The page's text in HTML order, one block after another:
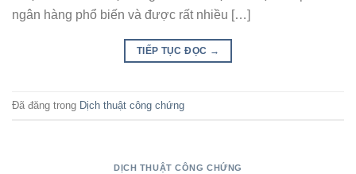
ngân hàng phổ biến và được rất nhiều […]
TIẾP TỤC ĐỌC →
Đã đăng trong Dịch thuật công chứng
DỊCH THUẬT CÔNG CHỨNG